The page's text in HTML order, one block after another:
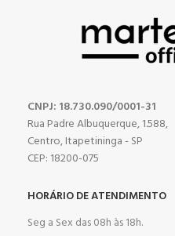
CNPJ: 18.730.090/0001-31
Rua Padre Albuquerque, 1.588,
Centro, Itapetininga - SP
CEP: 18200-075
HORÁRIO DE ATENDIMENTO
Seg a Sex das 08h às 18h.